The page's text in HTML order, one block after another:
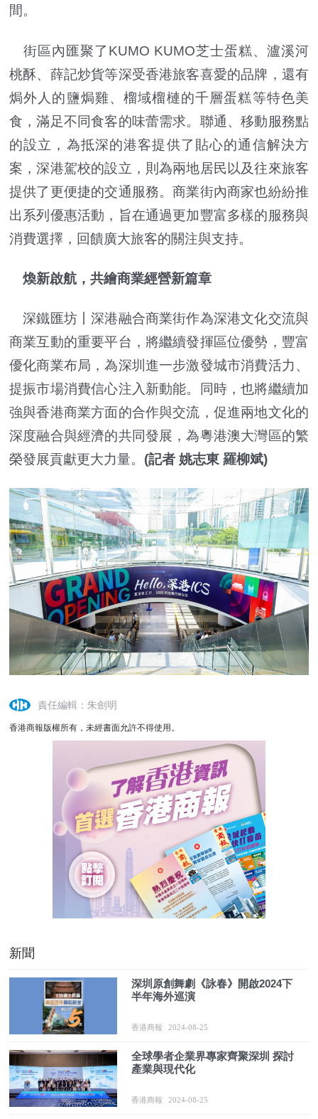
間。
街區內匯聚了KUMO KUMO芝士蛋糕、瀘溪河
桃酥、薛記炒貨等深受香港旅客喜愛的品牌，還有
焗外人的鹽焗雞、榴域榴槤的千層蛋糕等特色美
食，滿足不同食客的味蕾需求。聯通、移動服務點
的設立，為抵深的港客提供了貼心的通信解決方
案，深港駕校的設立，則為兩地居民以及往來旅客
提供了更便捷的交通服務。商業街內商家也紛紛推
出系列優惠活動，旨在通過更加豐富多樣的服務與
消費選擇，回饋廣大旅客的關注與支持。
煥新啟航，共繪商業經營新篇章
深鐵匯坊丨深港融合商業街作為深港文化交流與
商業互動的重要平台，將繼續發揮區位優勢，豐富
優化商業布局，為深圳進一步激發城市消費活力、
提振市場消費信心注入新動能。同時，也將繼續加
強與香港商業方面的合作與交流，促進兩地文化的
深度融合與經濟的共同發展，為粵港澳大灣區的繁
榮發展貢獻更大力量。 (記者 姚志東 羅柳斌)
責任編輯：朱劍明
香港商報版權所有，未經書面允許不得使用。
新聞
深圳原創舞劇《詠春》開啟2024下
半年海外巡演
香港商報 2024-08-25
全球學者企業界專家齊聚深圳 探討
產業與現代化
香港商報 2024-08-25